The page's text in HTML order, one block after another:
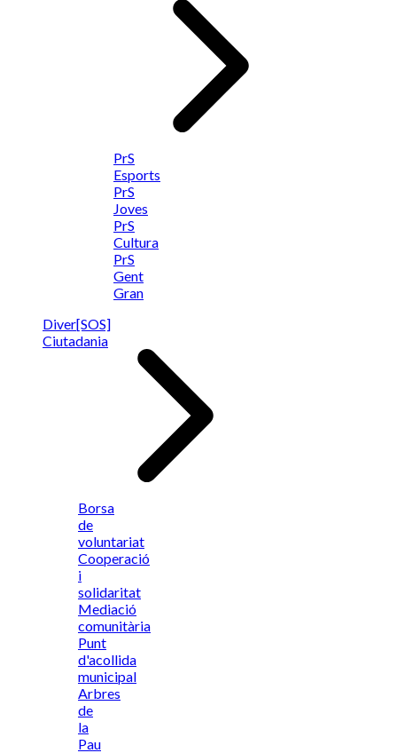
PrS
Esports
PrS
Joves
PrS
Cultura
PrS
Gent
Gran
Diver[SOS]
Ciutadania
Borsa
de
voluntariat
Cooperació
i
solidaritat
Mediació
comunitària
Punt
d'acollida
municipal
Arbres
de
la
Pau